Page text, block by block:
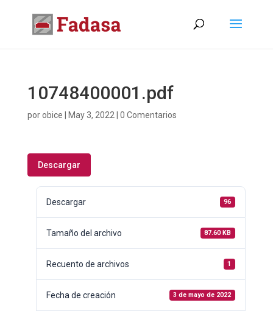
10748400001.pdf
porobice May 3, 2022 0 Comentarios
Descargar
Descargar 96
Tamaño del archivo 87.60 KB
Recuento de archivos 1
Fecha de creación 3 de mayo de 2022